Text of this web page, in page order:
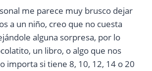
me parece muy brusco dejar
a un niño, creo que no cuesta
alguna sorpresa, por lo
un libro, o algo que nos
importa si tiene 8, 10, 12, 14 o 20